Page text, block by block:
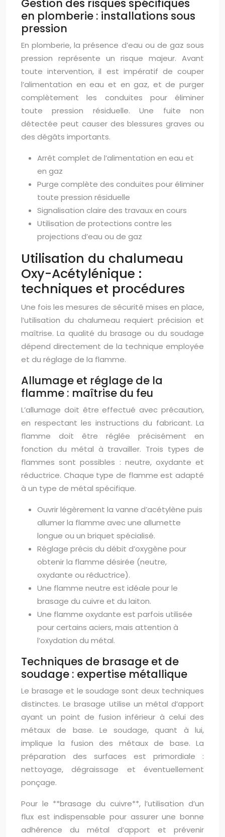
Gestion des risques spécifiques
en plomberie : installations sous
pression
En plomberie, la présence d’eau ou de gaz sous
pression représente un risque majeur. Avant
toute intervention, il est impératif de couper
l’alimentation en eau et en gaz, et de purger
complètement les conduites pour éliminer
toute pression résiduelle. Une fuite non
détectée peut causer des blessures graves ou
des dégâts importants.
Arrêt complet de l’alimentation en eau et
en gaz
Purge complète des conduites pour éliminer
toute pression résiduelle
Signalisation claire des travaux en cours
Utilisation de protections contre les
projections d’eau ou de gaz
Utilisation du chalumeau
Oxy-Acétylénique :
techniques et procédures
Une fois les mesures de sécurité mises en place,
l’utilisation du chalumeau requiert précision et
maîtrise. La qualité du brasage ou du soudage
dépend directement de la technique employée
et du réglage de la flamme.
Allumage et réglage de la
flamme : maîtrise du feu
L’allumage doit être effectué avec précaution,
en respectant les instructions du fabricant. La
flamme doit être réglée précisément en
fonction du métal à travailler. Trois types de
flammes sont possibles : neutre, oxydante et
réductrice. Chaque type de flamme est adapté
à un type de métal spécifique.
Ouvrir légèrement la vanne d’acétylène puis
allumer la flamme avec une allumette
longue ou un briquet spécialisé.
Réglage précis du débit d’oxygène pour
obtenir la flamme désirée (neutre,
oxydante ou réductrice).
Une flamme neutre est idéale pour le
brasage du cuivre et du laiton.
Une flamme oxydante est parfois utilisée
pour certains aciers, mais attention à
l’oxydation du métal.
Techniques de brasage et de
soudage : expertise métallique
Le brasage et le soudage sont deux techniques
distinctes. Le brasage utilise un métal d’apport
ayant un point de fusion inférieur à celui des
métaux de base. Le soudage, quant à lui,
implique la fusion des métaux de base. La
préparation des surfaces est primordiale :
nettoyage, dégraissage et éventuellement
ponçage.
Pour le **brasage du cuivre**, l’utilisation d’un
flux est indispensable pour assurer une bonne
adhérence du métal d’apport et prévenir